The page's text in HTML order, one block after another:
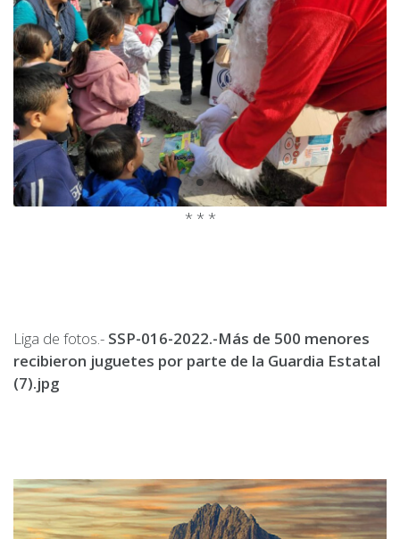
* * *
Liga de fotos.- SSP-016-2022.-Más de 500 menores
recibieron juguetes por parte de la Guardia Estatal
(7).jpg